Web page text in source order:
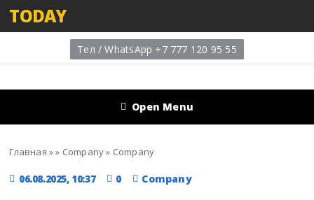
TODAY
Тел / WhatsApp +7 777 120 95 55
Open Menu
Главная »» Company» Company
06.08.2025, 10:37 0 Company